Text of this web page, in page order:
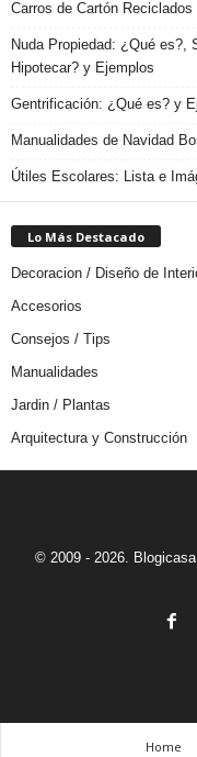
Carros de Cartón
Nuda Propiedad: ¿Qué es?,
Hipotecar? y Ejemplos
Gentrificación: ¿Qué es? y
Manualidades de Navidad
Útiles Escolares: Lista e
Lo Más Destacado
Decoracion / Diseño de
Accesorios
Consejos / Tips
Manualidades
Jardin / Plantas
Arquitectura y Construcción
© 2009 - 2026.
Home